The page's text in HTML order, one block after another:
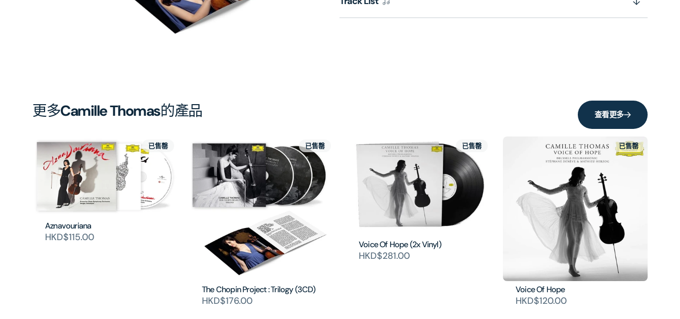
第
1
更多Camille Thomas的產品 查看更多
Aznavouriana
HKD$115.00
已售罄
The Chopin Project : Trilogy (3CD)
HKD$176.00
已售罄
Voice Of Hope (2x Vinyl)
HKD$281.00
已售罄
Voice Of Hope
HKD$120.00
已售罄